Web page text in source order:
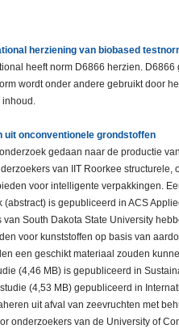
herziening van biobased
heeft norm D6866 herzien.
wordt onder andere gebruikt door
inhoud.
uit onconventionele grondstoffen
gedaan naar de productie
van IIT Roorkee
voor intelligente verpakkingen.
(abstract) is gepubliceerd in ACS
van South Dakota State University
voor kunststoffen op basis van
een geschikt materiaal zouden
(4,46 MB) is gepubliceerd in
(4,53 MB) gepubliceerd in
uit afval van zeevruchten met
onderzoekers van de University of